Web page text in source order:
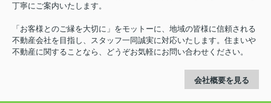
丁寧にご案内いたします。
「お客様とのご縁を大切に」をモットーに、地域の皆様に信頼される
不動産会社を目指し、スタッフ一同誠実に対応いたします。住まいや
不動産に関することなら、どうぞお気軽にお問い合わせください。
会社概要を見る